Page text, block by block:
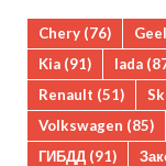
Chery (76)
Kia (91) lada
Renault (51)
Volkswagen (85)
ГИБДД (91)